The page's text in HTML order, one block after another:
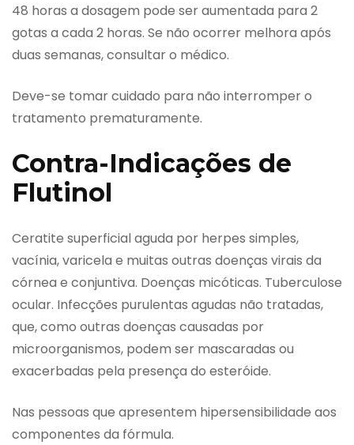
48 horas a dosagem pode ser aumentada para 2
gotas a cada 2 horas. Se não ocorrer melhora após
duas semanas, consultar o médico.
Deve-se tomar cuidado para não interromper o
tratamento prematuramente.
Contra-Indicações de
Flutinol
Ceratite superficial aguda por herpes simples,
vacínia, varicela e muitas outras doenças virais da
córnea e conjuntiva. Doenças micóticas. Tuberculose
ocular. Infecções purulentas agudas não tratadas,
que, como outras doenças causadas por
microorganismos, podem ser mascaradas ou
exacerbadas pela presença do esteróide.
Nas pessoas que apresentem hipersensibilidade aos
componentes da fórmula.